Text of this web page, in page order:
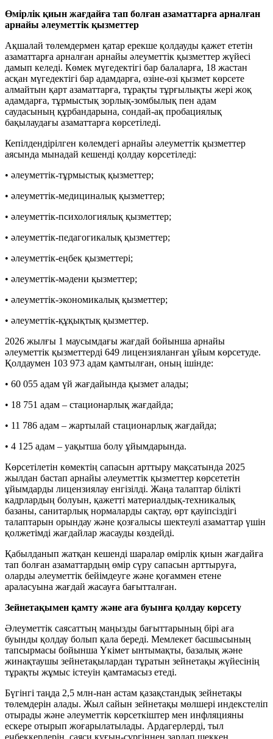
Өмірлік қиын жағдайға тап болған азаматтарға арналған
арнайы әлеуметтік қызметтер
Ақшалай төлемдермен қатар ерекше қолдауды қажет ететін
азаматтарға арналған арнайы әлеуметтік қызметтер жүйесі
дамып келеді. Көмек мүгедектігі бар балаларға, 18 жастан
асқан мүгедектігі бар адамдарға, өзіне-өзі қызмет көрсете
алмайтын қарт азаматтарға, тұрақты тұрғылықты жері жоқ
адамдарға, тұрмыстық зорлық-зомбылық пен адам
саудасының құрбандарына, сондай-ақ пробациялық
бақылаудағы азаматтарға көрсетіледі.
Кепілдендірілген көлемдегі арнайы әлеуметтік қызметтер
аясында мынадай кешенді қолдау көрсетіледі:
• әлеуметтік-тұрмыстық қызметтер;
• әлеуметтік-медициналық қызметтер;
• әлеуметтік-психологиялық қызметтер;
• әлеуметтік-педагогикалық қызметтер;
• әлеуметтік-еңбек қызметтері;
• әлеуметтік-мәдени қызметтер;
• әлеуметтік-экономикалық қызметтер;
• әлеуметтік-құқықтық қызметтер.
2026 жылғы 1 маусымдағы жағдай бойынша арнайы
әлеуметтік қызметтерді 649 лицензияланған ұйым көрсетуде.
Қолдаумен 103 973 адам қамтылған, оның ішінде:
• 60 055 адам үй жағдайында қызмет алады;
• 18 751 адам – стационарлық жағдайда;
• 11 786 адам – жартылай стационарлық жағдайда;
• 4 125 адам – уақытша болу ұйымдарында.
Көрсетілетін көмектің сапасын арттыру мақсатында 2025
жылдан бастап арнайы әлеуметтік қызметтер көрсететін
ұйымдарды лицензиялау енгізілді. Жаңа талаптар білікті
кадрлардың болуын, қажетті материалдық-техникалық
базаны, санитарлық нормаларды сақтау, өрт қауіпсіздігі
талаптарын орындау және қозғалысы шектеулі азаматтар үшін
қолжетімді жағдайлар жасауды көздейді.
Қабылданып жатқан кешенді шаралар өмірлік қиын жағдайға
тап болған азаматтардың өмір сүру сапасын арттыруға,
оларды әлеуметтік бейімдеуге және қоғаммен етене
араласуына жағдай жасауға бағытталған.
Зейнетақымен қамту және аға буынға қолдау көрсету
Әлеуметтік саясаттың маңызды бағыттарының бірі аға
буынды қолдау болып қала береді. Мемлекет басшысының
тапсырмасы бойынша Үкімет ынтымақты, базалық және
жинақтаушы зейнетақылардан тұратын зейнетақы жүйесінің
тұрақты жұмыс істеуін қамтамасыз етеді.
Бүгінгі таңда 2,5 млн-нан астам қазақстандық зейнетақы
төлемдерін алады. Жыл сайын зейнетақы мөлшері индекстеліп
отырады және әлеуметтік көрсеткіштер мен инфляцияны
ескере отырып жоғарылатылады. Ардагерлерді, тыл